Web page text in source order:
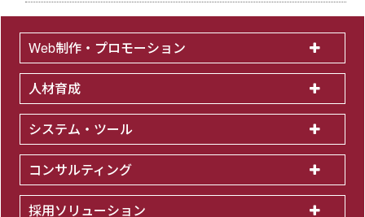
Web制作・プロモーション
人材育成
システム・ツール
コンサルティング
採用ソリューション